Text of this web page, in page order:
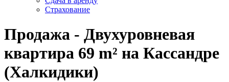
Страхование
Продажа - Двухуровневая
квартира 69 m² на Кассандре
(Халкидики)